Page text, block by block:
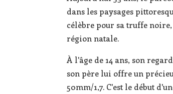
dans les paysages
célèbre pour sa truffe
région natale.
À l'âge de 14 ans, son
son père lui offre un
50mm/1,7. C'est le début